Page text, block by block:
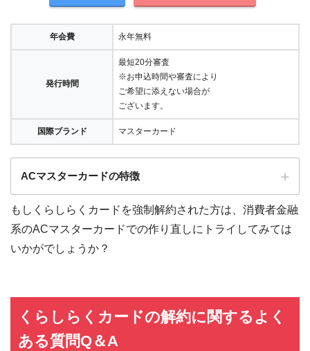
年会費 永年無料
発行時間
最短20分審査
※お申込時間や審査により
ご希望に添えない場合が
ございます。
国際ブランド マスターカード
ACマスターカードの特徴
）の営業は基本9:00～21:00（年末年始は
除き年中無休）
ショッピングリボの手数料率"10.0％～14.6％"（実質年率）は業界最安水準
三菱ＵＦＪフィナンシャル・グループの信頼と実績
安定した収入と返済能力を有する方でパート・アルバイトをしていれば学
生・主婦でも申し込みOK!!
もしくらしらくカードを強制解約された方は、消費者金融
系のACマスターカードでの作り直しにトライしてみては
いかがでしょうか？
くらしらくカードの解約に関するよく
ある質問Q＆A